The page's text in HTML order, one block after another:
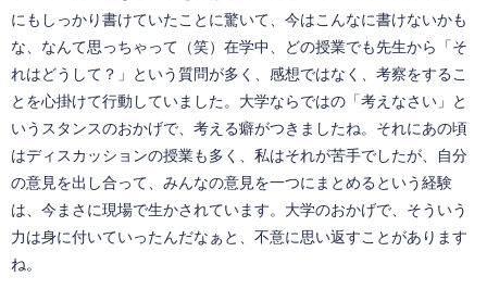
にもしっかり書けていたことに驚いて、今はこんなに書けないかも
な、なんて思っちゃって（笑）在学中、どの授業でも先生から「そ
れはどうして？」という質問が多く、感想ではなく、考察をするこ
とを心掛けて行動していました。大学ならではの「考えなさい」と
いうスタンスのおかげで、考える癖がつきましたね。それにあの頃
はディスカッションの授業も多く、私はそれが苦手でしたが、自分
の意見を出し合って、みんなの意見を一つにまとめるという経験
は、今まさに現場で生かされています。大学のおかげで、そういう
力は身に付いていったんだなぁと、不意に思い返すことがあります
ね。